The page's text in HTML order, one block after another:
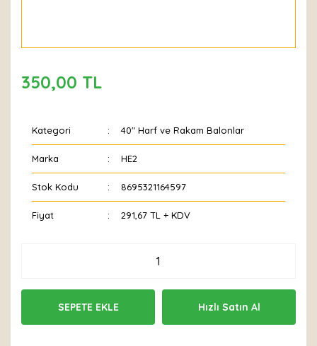
350,00 TL
Kategori 40" Harf ve Rakam Balonlar
Marka HE2
Stok Kodu 8695321164597
Fiyat 291,67 TL + KDV
SEPETE EKLE Hızlı Satın Al